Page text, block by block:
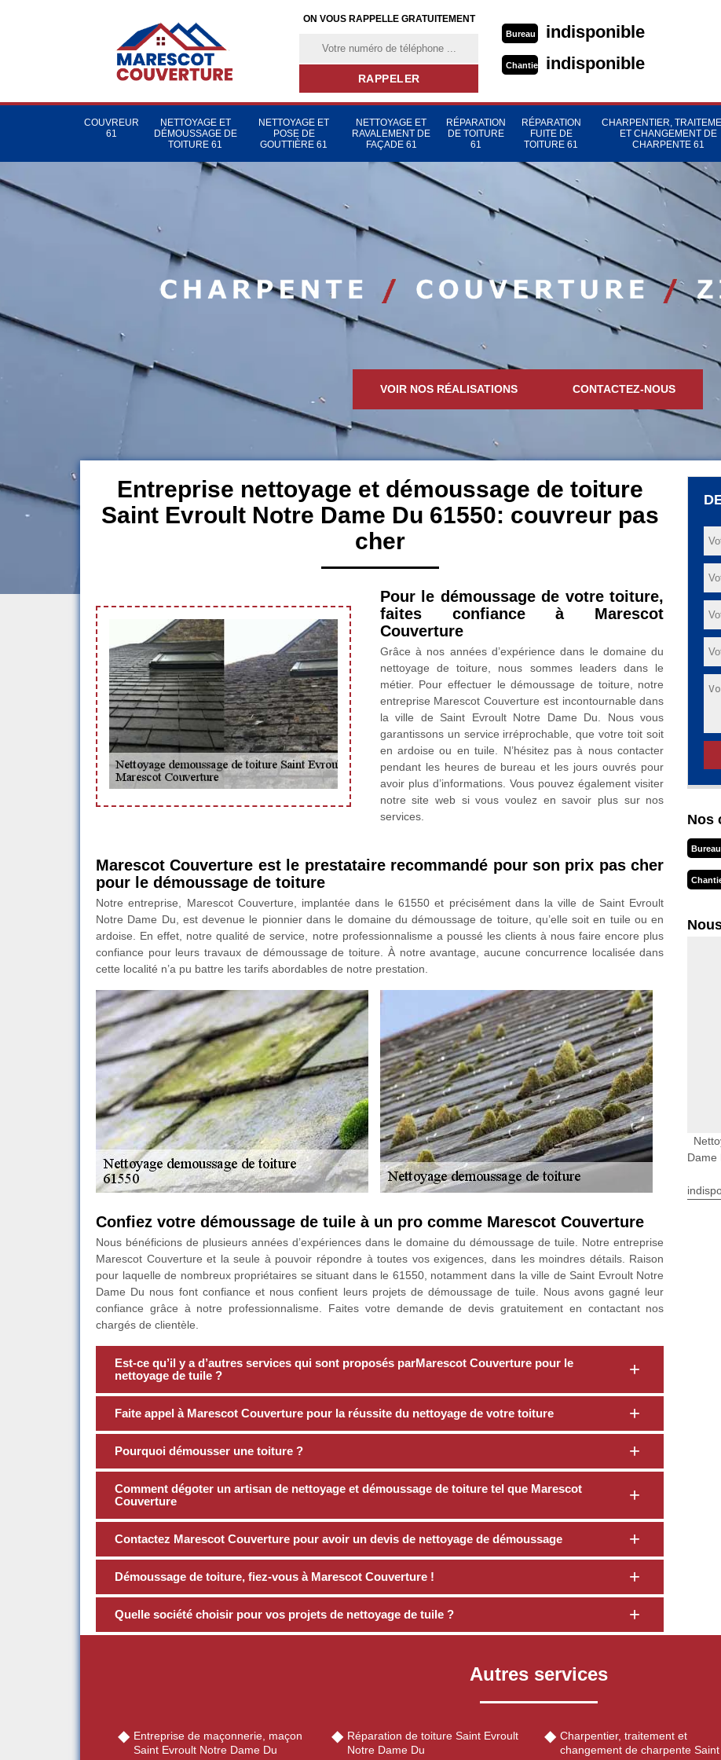
ON VOUS RAPPELLE GRATUITEMENT
Bureau indisponible
Chantier indisponible
COUVREUR
61
NETTOYAGE ET
DÉMOUSSAGE DE
TOITURE 61
NETTOYAGE ET
POSE DE
GOUTTIÈRE 61
NETTOYAGE ET
RAVALEMENT DE
FAÇADE 61
RÉPARATION
DE TOITURE
61
RÉPARATION
FUITE DE
TOITURE 61
CHARPENTIER,
ET CHANGEMENT DE
CHARPENTE 61
VOIR NOS RÉALISATIONS CONTACTEZ-NOUS
Entreprise nettoyage et démoussage de toiture
Saint Evroult Notre Dame Du 61550: couvreur pas
cher
Pour le démoussage de votre toiture,
faites confiance à Marescot
Couverture
Grâce à nos années d’expérience dans le domaine du
nettoyage de toiture, nous sommes leaders dans le
métier. Pour effectuer le démoussage de toiture, notre
entreprise Marescot Couverture est incontournable dans
la ville de Saint Evroult Notre Dame Du. Nous vous
garantissons un service irréprochable, que votre toit soit
en ardoise ou en tuile. N’hésitez pas à nous contacter
pendant les heures de bureau et les jours ouvrés pour
avoir plus d’informations. Vous pouvez également visiter
notre site web si vous voulez en savoir plus sur nos
services.
Marescot Couverture est le prestataire recommandé pour son prix pas cher
pour le démoussage de toiture
Notre entreprise, Marescot Couverture, implantée dans le 61550 et précisément dans la ville de Saint Evroult
Notre Dame Du, est devenue le pionnier dans le domaine du démoussage de toiture, qu’elle soit en tuile ou en
ardoise. En effet, notre qualité de service, notre professionnalisme a poussé les clients à nous faire encore plus
confiance pour leurs travaux de démoussage de toiture. À notre avantage, aucune concurrence localisée dans
cette localité n’a pu battre les tarifs abordables de notre prestation.
Confiez votre démoussage de tuile à un pro comme Marescot Couverture
Nous bénéficions de plusieurs années d’expériences dans le domaine du démoussage de tuile. Notre entreprise
Marescot Couverture et la seule à pouvoir répondre à toutes vos exigences, dans les moindres détails. Raison
pour laquelle de nombreux propriétaires se situant dans le 61550, notamment dans la ville de Saint Evroult Notre
Dame Du nous font confiance et nous confient leurs projets de démoussage de tuile. Nous avons gagné leur
confiance grâce à notre professionnalisme. Faites votre demande de devis gratuitement en contactant nos
chargés de clientèle.
Est-ce qu’il y a d’autres services qui sont proposés parMarescot Couverture pour le
nettoyage de tuile ?
Faite appel à Marescot Couverture pour la réussite du nettoyage de votre toiture
Pourquoi démousser une toiture ?
Comment dégoter un artisan de nettoyage et démoussage de toiture tel que Marescot
Couverture
Contactez Marescot Couverture pour avoir un devis de nettoyage de démoussage
Démoussage de toiture, fiez-vous à Marescot Couverture !
Quelle société choisir pour vos projets de nettoyage de tuile ?
Nos
Bureau
Dame
Autres services
Entreprise de maçonnerie, maçon
Saint Evroult Notre Dame Du
Réparation de toiture Saint Evroult
Notre Dame Du
Charpentier, traitement et
changement de charpente Saint